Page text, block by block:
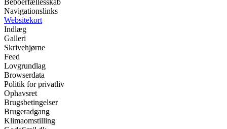
Beboerfællesskab
Navigationslinks
Websitekort
Indlæg
Galleri
Skrivehjørne
Feed
Lovgrundlag
Browserdata
Politik for privatliv
Ophavsret
Brugsbetingelser
Brugeradgang
Klimaomstilling